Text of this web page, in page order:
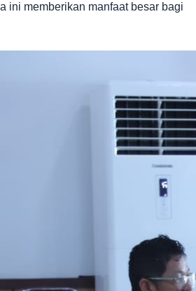
ini memberikan manfaat besar bagi